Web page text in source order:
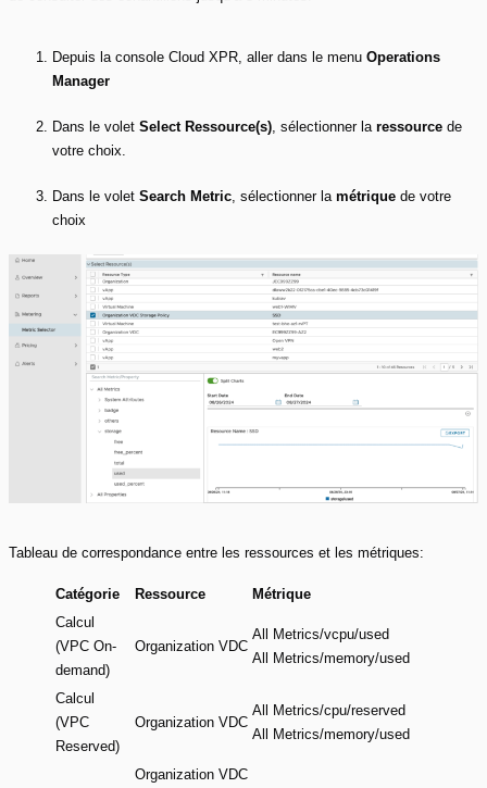
Depuis la console Cloud XPR, aller dans le menu Operations
Manager
Dans le volet Select Ressource(s), sélectionner la ressource de
votre choix.
Dans le volet Search Metric, sélectionner la métrique de votre
choix
Tableau de correspondance entre les ressources et les métriques:
Catégorie Ressource
Métrique
Calcul
(VPC On-
demand)
Organization VDC
All Metrics/vcpu/used
All Metrics/memory/used
Calcul
(VPC
Reserved)
Organization VDC
All Metrics/cpu/reserved
All Metrics/memory/used
Organization VDC